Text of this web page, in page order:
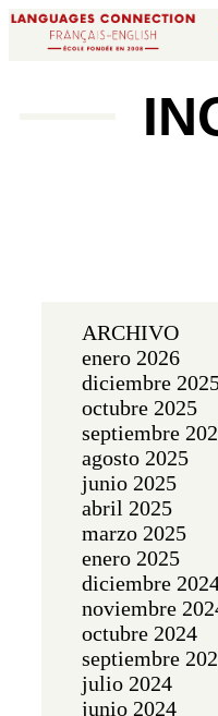
ARCHIVO
enero 2026
diciembre
octubre 2025
septiembre
agosto 2025
junio 2025
abril 2025
marzo 2025
enero 2025
diciembre
noviembre
octubre 2024
septiembre
julio 2024
junio 2024